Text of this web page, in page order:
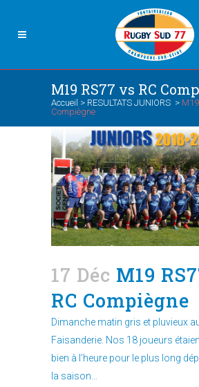
M19 RS77 vs RC
Accueil > RESULTATS JUNIORS >
Compiègne
17 Déc M19
RC Compiègne
Dimanche matin gris et pluvieux
Faisanderie. Nos 18 joueurs
bien à l’heure pour le plus long
la saison…